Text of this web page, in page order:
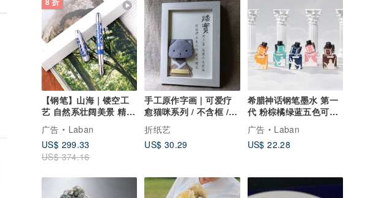
8 折
【钢笔】山海 | 镂空工
艺 自然系壮阔美景 精品
文具
广告
Laban
US$ 299.33
US$ 374.16
手工原作字画 | 可爱疗
愈猫咪系列 / 不含框 /
【踏实...】
折纸艺
US$ 30.29
希腊神话钢笔墨水 第一
代 粉棕橘绿蓝五色可选
24小时出货
广告
Laban
US$ 22.28